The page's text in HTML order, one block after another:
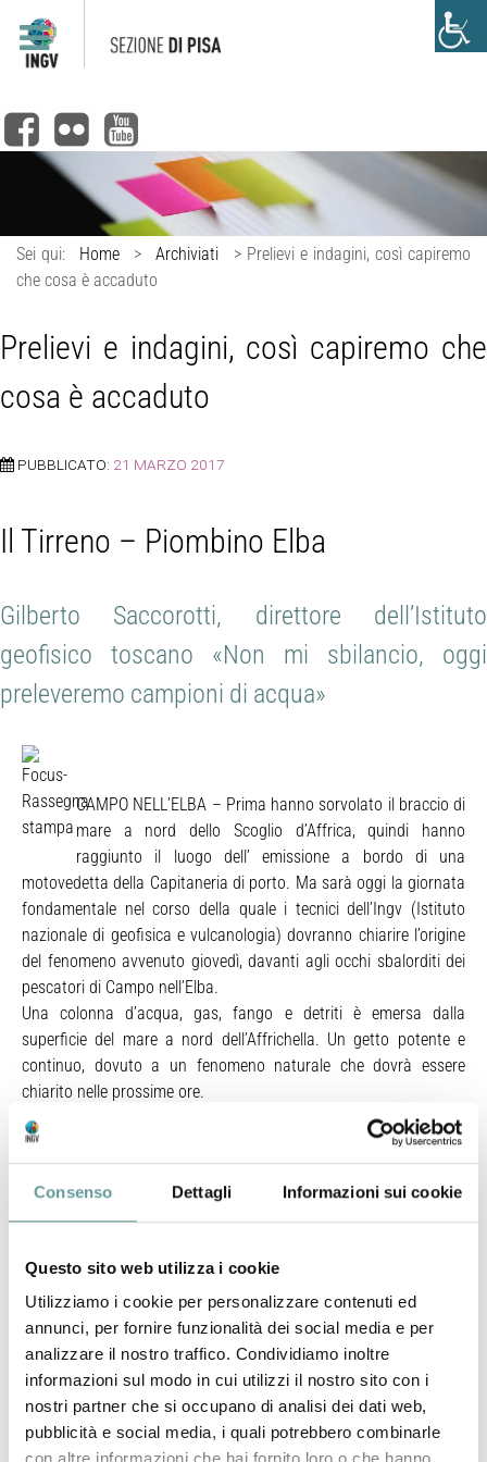
Consenso Dettagli Informazioni sui cookie
Questo sito web utilizza i cookie
Utilizziamo i cookie per personalizzare contenuti ed
annunci, per fornire funzionalità dei social media e per
analizzare il nostro traffico. Condividiamo inoltre
informazioni sul modo in cui utilizzi il nostro sito con i
nostri partner che si occupano di analisi dei dati web,
pubblicità e social media, i quali potrebbero combinarle
Sei qui: Home > Archiviati > Prelievi e indagini, così capiremo
che cosa è accaduto
Prelievi e indagini, così capiremo che
cosa è accaduto
PUBBLICATO: 21 MARZO 2017
Il Tirreno – Piombino Elba
Gilberto Saccorotti, direttore dell’Istituto
geofisico toscano «Non mi sbilancio, oggi
preleveremo campioni di acqua»
CAMPO NELL’ELBA – Prima hanno sorvolato il braccio di
mare a nord dello Scoglio d’Affrica, quindi hanno
raggiunto il luogo dell’ emissione a bordo di una
motovedetta della Capitaneria di porto. Ma sarà oggi la giornata
fondamentale nel corso della quale i tecnici dell’Ingv (Istituto
nazionale di geofisica e vulcanologia) dovranno chiarire l’origine
del fenomeno avvenuto giovedì, davanti agli occhi sbalorditi dei
pescatori di Campo nell’Elba.
Una colonna d’acqua, gas, fango e detriti è emersa dalla
superficie del mare a nord dell’Affrichella. Un getto potente e
continuo, dovuto a un fenomeno naturale che dovrà essere
chiarito nelle prossime ore.
«Abbiamo sorvolato la zona – spiega il direttore dell’Ingv
toscano, Gilberto Saccorotti – quando siamo passati con
l’elicottero non abbiamo ravvisato con la telecamere anomalie
degne di nota, i tecnici hanno raggiunto il luogo anche via mare.
Nell’area oggetto della segnalazione c’era un degassamento
oggi le indagini subiranno un cambio di passo che si spera
possa essere decisivo.
«Al momento non mi sbilancio sulle ipotesi, non avrebbe senso –
spiega il direttore -. Nei prossimi sopralluoghi, saranno compiuti
dei rilievi di tipo geochimico con dei prelievi d’acqua, necessari
per capire che tipologia di gas sia emersa dalla superficie del
mare. Quindi utilizzeremo dei robot sottomarini per ispezionare
con telecamere e sensori il fondale: saranno prelevati dei